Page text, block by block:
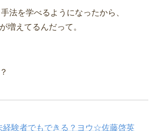
法を学べるようになったから、
増えてるんだって。
経験者でもできる？ヨウ☆佐藤啓英